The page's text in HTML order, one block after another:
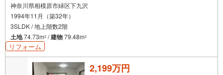
神奈川県相模原市緑区下九沢
1994年11月（築32年）
3SLDK / 地上階数2階
土地74.73m2 /建物79.48m2
リフォーム
2,199万円